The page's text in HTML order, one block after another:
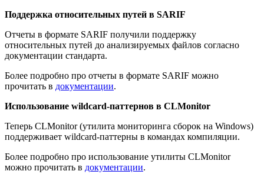
Поддержка относительных путей в SARIF
Отчеты в формате SARIF получили поддержку
относительных путей до анализируемых файлов согласно
документации стандарта.
Более подробно про отчеты в формате SARIF можно
прочитать в документации.
Использование wildcard-паттернов в CLMonitor
Теперь CLMonitor (утилита мониторинга сборок на Windows)
поддерживает wildcard-паттерны в командах компиляции.
Более подробно про использование утилиты CLMonitor
можно прочитать в документации.